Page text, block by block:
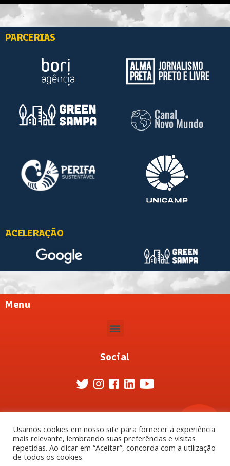
PARCERIAS
ACELERAÇÃO
Menu
Social
Usamos cookies em nosso site para fornecer a experiência
mais relevante, lembrando suas preferências e visitas
repetidas. Ao clicar em “Aceitar”, concorda com a utilização
de todos os cookies.